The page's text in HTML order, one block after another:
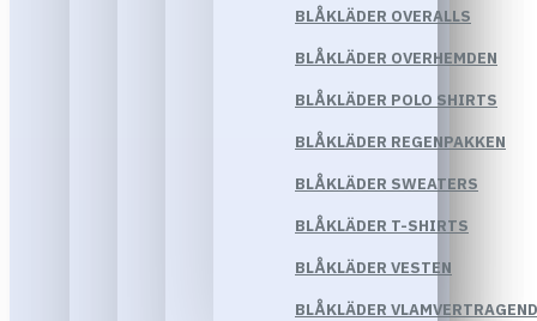
BLÅKLÄDER OVERALLS
BLÅKLÄDER OVERHEMDEN
BLÅKLÄDER POLO SHIRTS
BLÅKLÄDER REGENPAKKEN
BLÅKLÄDER SWEATERS
BLÅKLÄDER T-SHIRTS
BLÅKLÄDER VESTEN
BLÅKLÄDER